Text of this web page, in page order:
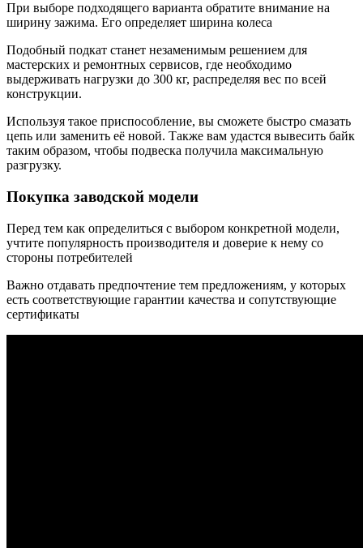
При выборе подходящего варианта обратите внимание на
ширину зажима. Его определяет ширина колеса
Подобный подкат станет незаменимым решением для
мастерских и ремонтных сервисов, где необходимо
выдерживать нагрузки до 300 кг, распределяя вес по всей
конструкции.
Используя такое приспособление, вы сможете быстро смазать
цепь или заменить её новой. Также вам удастся вывесить байк
таким образом, чтобы подвеска получила максимальную
разгрузку.
Покупка заводской модели
Перед тем как определиться с выбором конкретной модели,
учтите популярность производителя и доверие к нему со
стороны потребителей
Важно отдавать предпочтение тем предложениям, у которых
есть соответствующие гарантии качества и сопутствующие
сертификаты